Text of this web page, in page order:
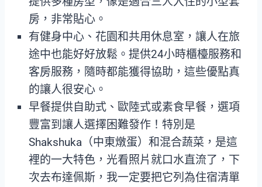
房，非常貼心。
有健身中心、花園和共用休息室，讓人在旅
途中也能好好放鬆。提供24小時櫃檯服務和
客房服務，隨時都能獲得協助，這些優點真
的讓人很安心。
早餐提供自助式、歐陸式或素食早餐，選項
豐富到讓人選擇困難發作！特別是
Shakshuka（中東燉蛋）和混合蔬菜，是這
裡的一大特色，光看照片就口水直流了，下
次去布達佩斯，我一定要把它列為住宿清單